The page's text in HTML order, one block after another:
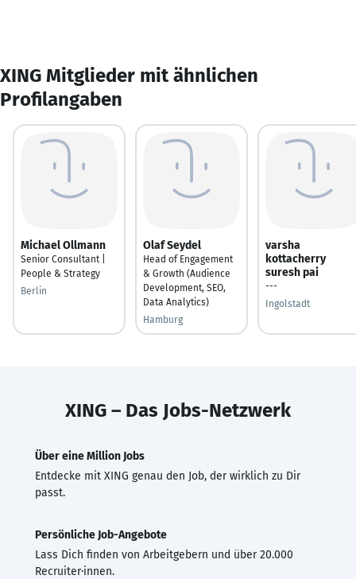
XING Mitglieder mit ähnlichen
Profilangaben
Michael Ollmann
Senior Consultant |
People & Strategy
Berlin
Olaf Seydel
Head of Engagement
& Growth (Audience
Development, SEO,
Data Analytics)
Hamburg
varsha
kottacherry
suresh pai
---
Ingolstadt
XING – Das Jobs-Netzwerk
Über eine Million Jobs
Entdecke mit XING genau den Job, der wirklich zu Dir
passt.
Persönliche Job-Angebote
Lass Dich finden von Arbeitgebern und über 20.000
Recruiter·innen.